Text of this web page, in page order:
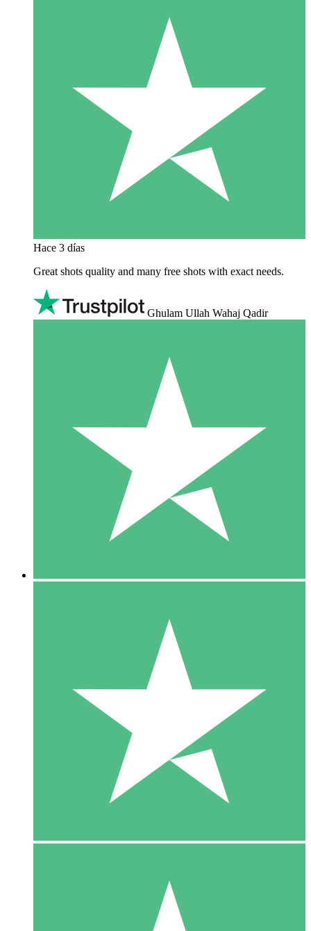
Hace 3 días
Great shots quality and many free shots with exact needs.
Ghulam Ullah Wahaj Qadir